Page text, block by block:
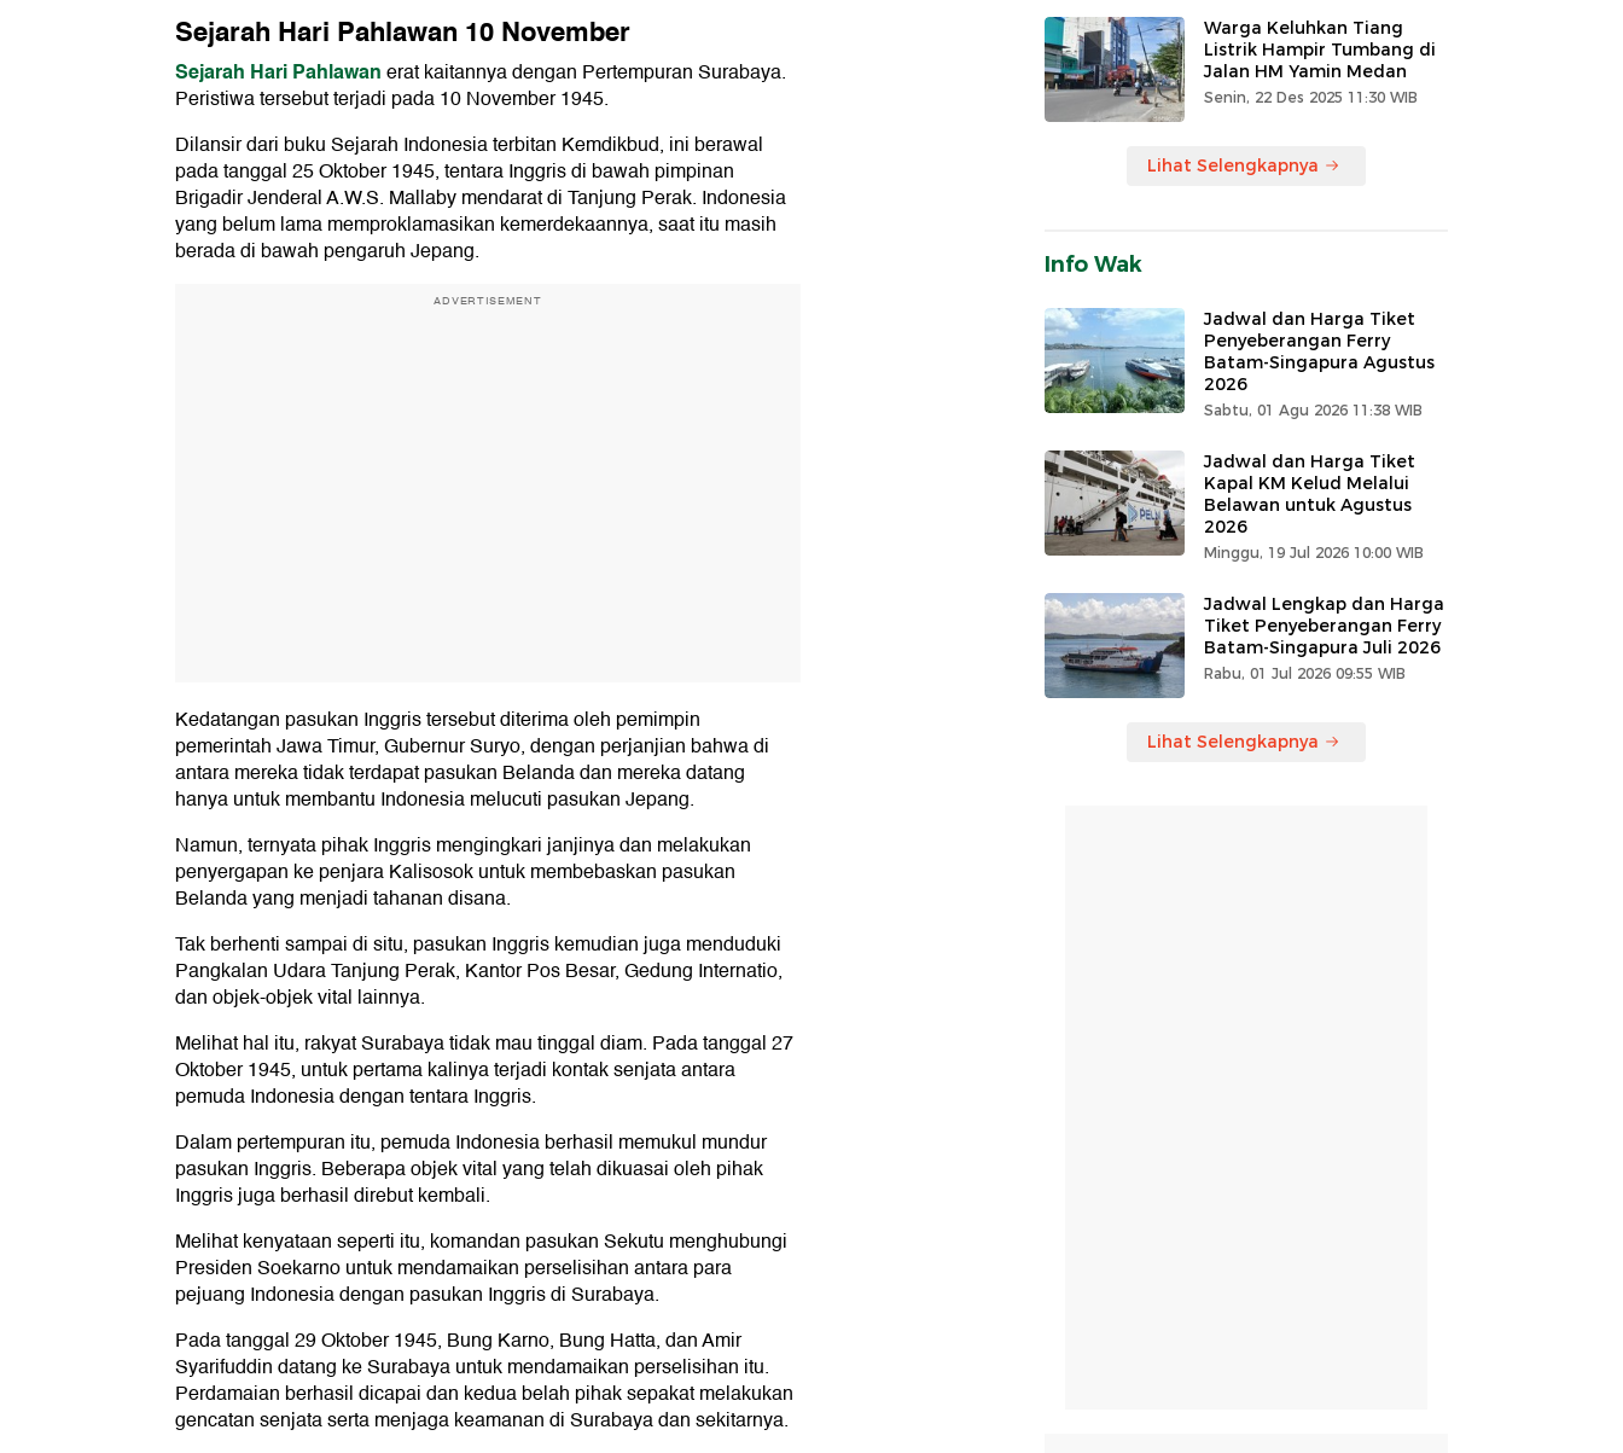
Sejarah Hari Pahlawan 10 November
Sejarah Hari Pahlawanerat kaitannya dengan Pertempuran Surabaya.
Peristiwa tersebut terjadi pada 10 November 1945.
Dilansir dari buku Sejarah Indonesia terbitan Kemdikbud, ini berawal
pada tanggal 25 Oktober 1945, tentara Inggris di bawah pimpinan
Brigadir Jenderal A.W.S. Mallaby mendarat di Tanjung Perak. Indonesia
yang belum lama memproklamasikan kemerdekaannya, saat itu masih
berada di bawah pengaruh Jepang.
ADVERTISEMENT
Kedatangan pasukan Inggris tersebut diterima oleh pemimpin
pemerintah Jawa Timur, Gubernur Suryo, dengan perjanjian bahwa di
antara mereka tidak terdapat pasukan Belanda dan mereka datang
hanya untuk membantu Indonesia melucuti pasukan Jepang.
Namun, ternyata pihak Inggris mengingkari janjinya dan melakukan
penyergapan ke penjara Kalisosok untuk membebaskan pasukan
Belanda yang menjadi tahanan disana.
Tak berhenti sampai di situ, pasukan Inggris kemudian juga menduduki
Pangkalan Udara Tanjung Perak, Kantor Pos Besar, Gedung Internatio,
dan objek-objek vital lainnya.
Melihat hal itu, rakyat Surabaya tidak mau tinggal diam. Pada tanggal 27
Oktober 1945, untuk pertama kalinya terjadi kontak senjata antara
pemuda Indonesia dengan tentara Inggris.
Dalam pertempuran itu, pemuda Indonesia berhasil memukul mundur
pasukan Inggris. Beberapa objek vital yang telah dikuasai oleh pihak
Inggris juga berhasil direbut kembali.
Melihat kenyataan seperti itu, komandan pasukan Sekutu menghubungi
Presiden Soekarno untuk mendamaikan perselisihan antara para
pejuang Indonesia dengan pasukan Inggris di Surabaya.
Pada tanggal 29 Oktober 1945, Bung Karno, Bung Hatta, dan Amir
Syarifuddin datang ke Surabaya untuk mendamaikan perselisihan itu.
Perdamaian berhasil dicapai dan kedua belah pihak sepakat melakukan
gencatan senjata serta menjaga keamanan di Surabaya dan sekitarnya.
Warga Keluhkan Tiang
Listrik Hampir Tumbang di
Jalan HM Yamin Medan
Senin, 22 Des 2025 11:30 WIB
Lihat Selengkapnya
Info Wak
Jadwal dan Harga Tiket
Penyeberangan Ferry
Batam-Singapura Agustus
2026
Sabtu, 01 Agu 2026 11:38 WIB
Jadwal dan Harga Tiket
Kapal KM Kelud Melalui
Belawan untuk Agustus
2026
Minggu, 19 Jul 2026 10:00 WIB
Jadwal Lengkap dan Harga
Tiket Penyeberangan Ferry
Batam-Singapura Juli 2026
Rabu, 01 Jul 2026 09:55 WIB
Lihat Selengkapnya